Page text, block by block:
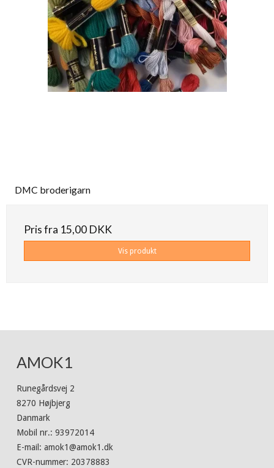
DMC broderigarn
Pris fra 15,00 DKK
Vis produkt
AMOK1
Runegårdsvej 2
8270 Højbjerg
Danmark
Mobil nr.: 93972014
E-mail : amok1@amok1.dk
CVR-nummer: 20378883